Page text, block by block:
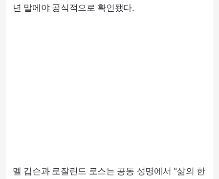
년 말에야 공식적으로 확인됐다.
멜 깁슨과 로잘린드 로스는 공동 성명에서 "삶의 한